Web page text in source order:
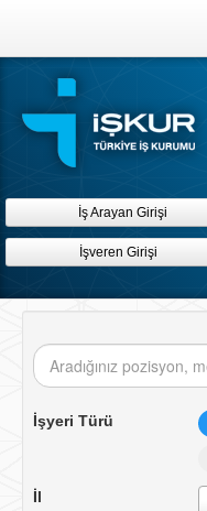
Online İşlemler
İş Arayan Girişi
İşveren Girişi
İşyeri Türü
İl